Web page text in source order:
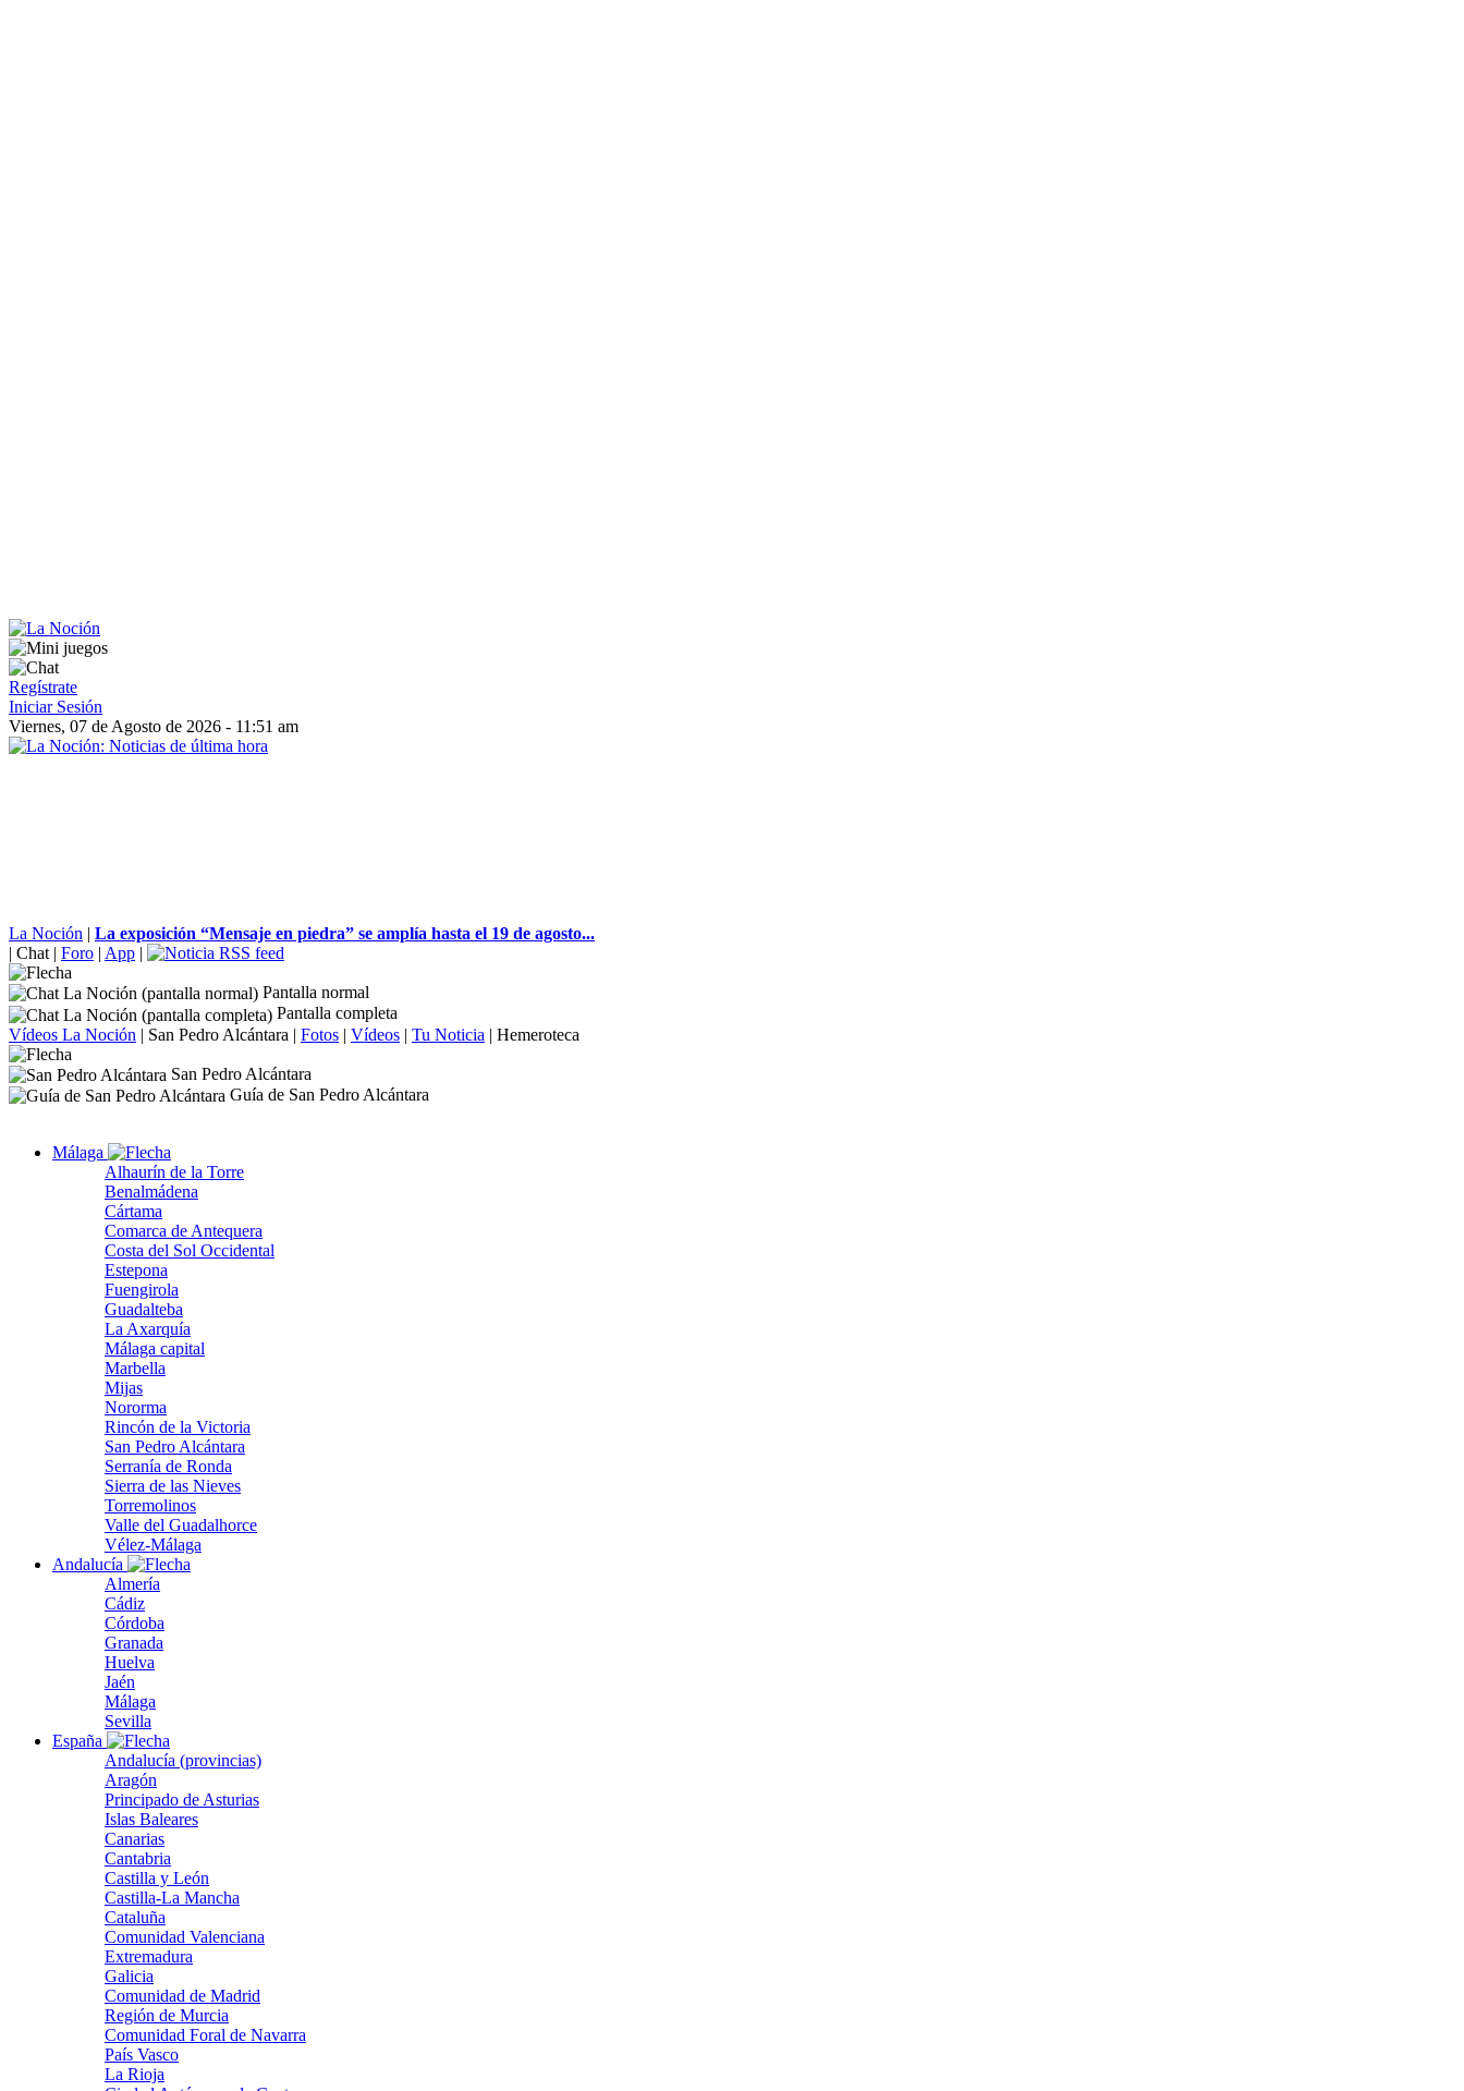
Regístrate
Iniciar Sesión
Viernes, 07 de Agosto de 2026 - 11:51 am
La Noción | La exposición “Mensaje en piedra” se amplía hasta el 19 de agosto...
| Chat | Foro | App |
Pantalla normal
Pantalla completa
Vídeos La Noción | San Pedro Alcántara | Fotos | Vídeos | Tu Noticia | Hemeroteca
San Pedro Alcántara
Guía de San Pedro Alcántara
Málaga
Alhaurín de la Torre
Benalmádena
Cártama
Comarca de Antequera
Costa del Sol Occidental
Estepona
Fuengirola
Guadalteba
La Axarquía
Málaga capital
Marbella
Mijas
Nororma
Rincón de la Victoria
San Pedro Alcántara
Serranía de Ronda
Sierra de las Nieves
Torremolinos
Valle del Guadalhorce
Vélez-Málaga
Andalucía
Almería
Cádiz
Córdoba
Granada
Huelva
Jaén
Málaga
Sevilla
España
Andalucía (provincias)
Aragón
Principado de Asturias
Islas Baleares
Canarias
Cantabria
Castilla y León
Castilla-La Mancha
Cataluña
Comunidad Valenciana
Extremadura
Galicia
Comunidad de Madrid
Región de Murcia
Comunidad Foral de Navarra
País Vasco
La Rioja